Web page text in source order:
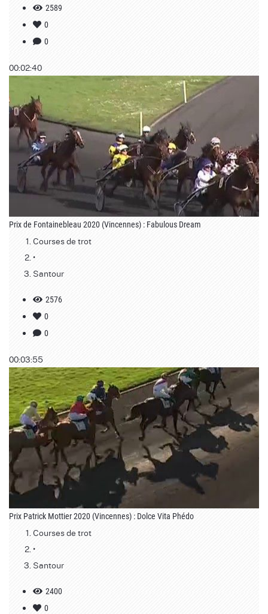
2589
0
0
00:02:40
Prix de Fontainebleau 2020 (Vincennes) : Fabulous Dream
Courses de trot
•
Santour
2576
0
0
00:03:55
Prix Patrick Mottier 2020 (Vincennes) : Dolce Vita Phédo
Courses de trot
•
Santour
2400
0